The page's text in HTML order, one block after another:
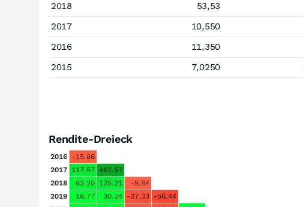
2018
53,53
2017
10,550
2016
11,350
2015
7,0250
Rendite-Dreieck
2016
-15.86
2017 117.57 462.57
2018
62.20 125.21
-9.84
2019
16.77 30.24 -37.33 -56.44